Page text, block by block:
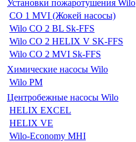
Установки пожаротушения Wilo
CO 1 MVI (Жокей насосы)
Wilo CO 2 BL Sk-FFS
Wilo CO 2 HELIX V SK-FFS
Wilo CO 2 MVI Sk-FFS
Химические насосы Wilo
Wilo PM
Центробежные насосы Wilo
HELIX EXCEL
HELIX VE
Wilo-Economy MHI